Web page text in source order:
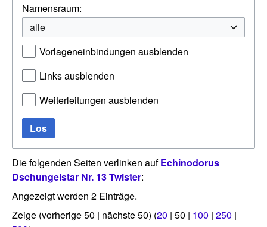
Namensraum:
alle
Vorlageneinbindungen ausblenden
Links ausblenden
Weiterleitungen ausblenden
Los
Die folgenden Seiten verlinken aufEchinodorus
Dschungelstar Nr. 13 Twister:
Angezeigt werden 2 Einträge.
Zeige (vorherige 50 | nächste 50) (20 | 50 | 100 | 250 |